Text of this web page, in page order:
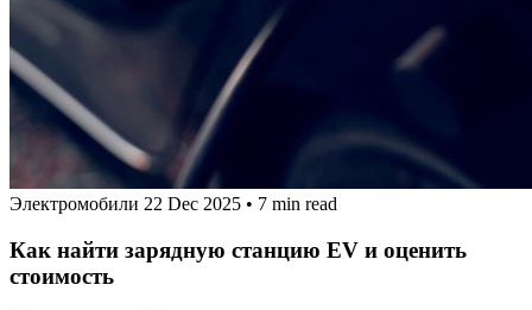
Электромобили 22 Dec 2025 • 7 min read
Как найти зарядную станцию EV и оценить
стоимость